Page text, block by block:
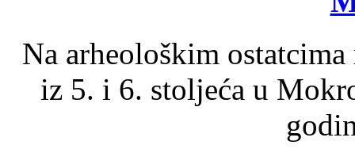
Na arheološkim
iz 5. i 6. stoljeća u